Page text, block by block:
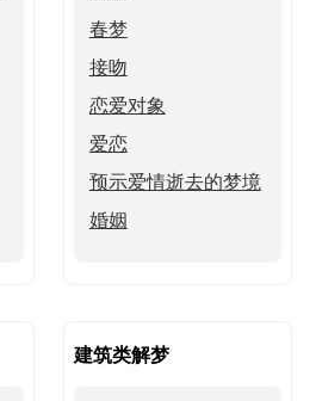
春梦
接吻
恋爱对象
爱恋
预示爱情逝去的梦境
婚姻
建筑类解梦